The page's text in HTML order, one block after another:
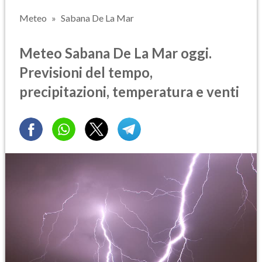
Meteo Sabana De La Mar
Meteo Sabana De La Mar oggi.
Previsioni del tempo,
precipitazioni, temperatura e venti